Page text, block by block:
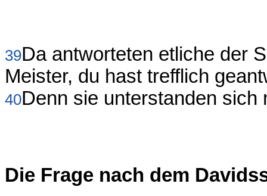
39Da antworteten etliche der
Meister, du hast trefflich
40Denn sie unterstanden sich
Die Frage nach dem